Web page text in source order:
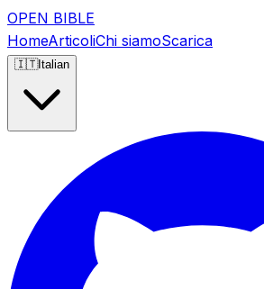
OPEN BIBLE
HomeArticoliChi siamoScarica
🇮🇹Italian